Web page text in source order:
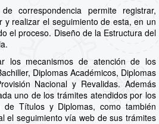
correspondencia permite registrar,
y realizar el seguimiento de esta, en un
el proceso. Diseño de la Estructura del
los mecanismos de atención de los
Diplomas Académicos, Diplomas
Nacional y Revalidas. Además
uno de los trámites atendidos por los
de Títulos y Diplomas, como también
el seguimiento vía web de sus trámites